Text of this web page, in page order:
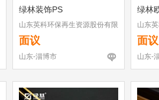
绿林装饰PS
山东英科环保再生资源股份有限
公司
面议
山东-淄博市
绿林
山东
公司
面议
山东-